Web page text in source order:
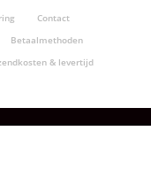
Contact
Betaalmethoden
& levertijd